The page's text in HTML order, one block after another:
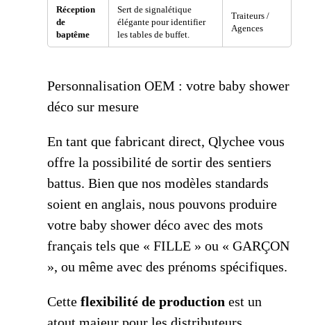
Réception
de
baptême
Sert de signalétique
élégante pour identifier
les tables de buffet.
Traiteurs /
Agences
Personnalisation OEM : votre baby shower
déco sur mesure
En tant que fabricant direct, Qlychee vous
offre la possibilité de sortir des sentiers
battus. Bien que nos modèles standards
soient en anglais, nous pouvons produire
votre baby shower déco avec des mots
français tels que « FILLE » ou « GARÇON
», ou même avec des prénoms spécifiques.
Cette flexibilité de production est un